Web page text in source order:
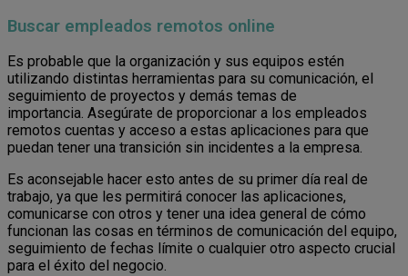
Buscar empleados remotos online
Es probable que la organización y sus equipos estén
utilizando distintas herramientas para su comunicación, el
seguimiento de proyectos y demás temas de
importancia. Asegúrate de proporcionar a los empleados
remotos cuentas y acceso a estas aplicaciones para que
puedan tener una transición sin incidentes a la empresa.
Es aconsejable hacer esto antes de su primer día real de
trabajo, ya que les permitirá conocer las aplicaciones,
comunicarse con otros y tener una idea general de cómo
funcionan las cosas en términos de comunicación del equipo,
seguimiento de fechas límite o cualquier otro aspecto crucial
para el éxito del negocio.